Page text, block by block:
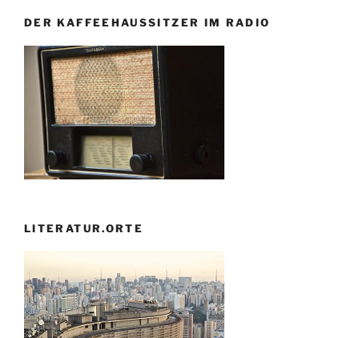
DER KAFFEEHAUSSITZER IM RADIO
LITERATUR.ORTE